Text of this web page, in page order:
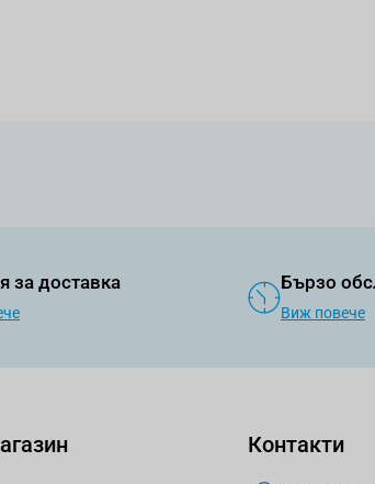
за доставка Бързо
Виж повече
Контакти